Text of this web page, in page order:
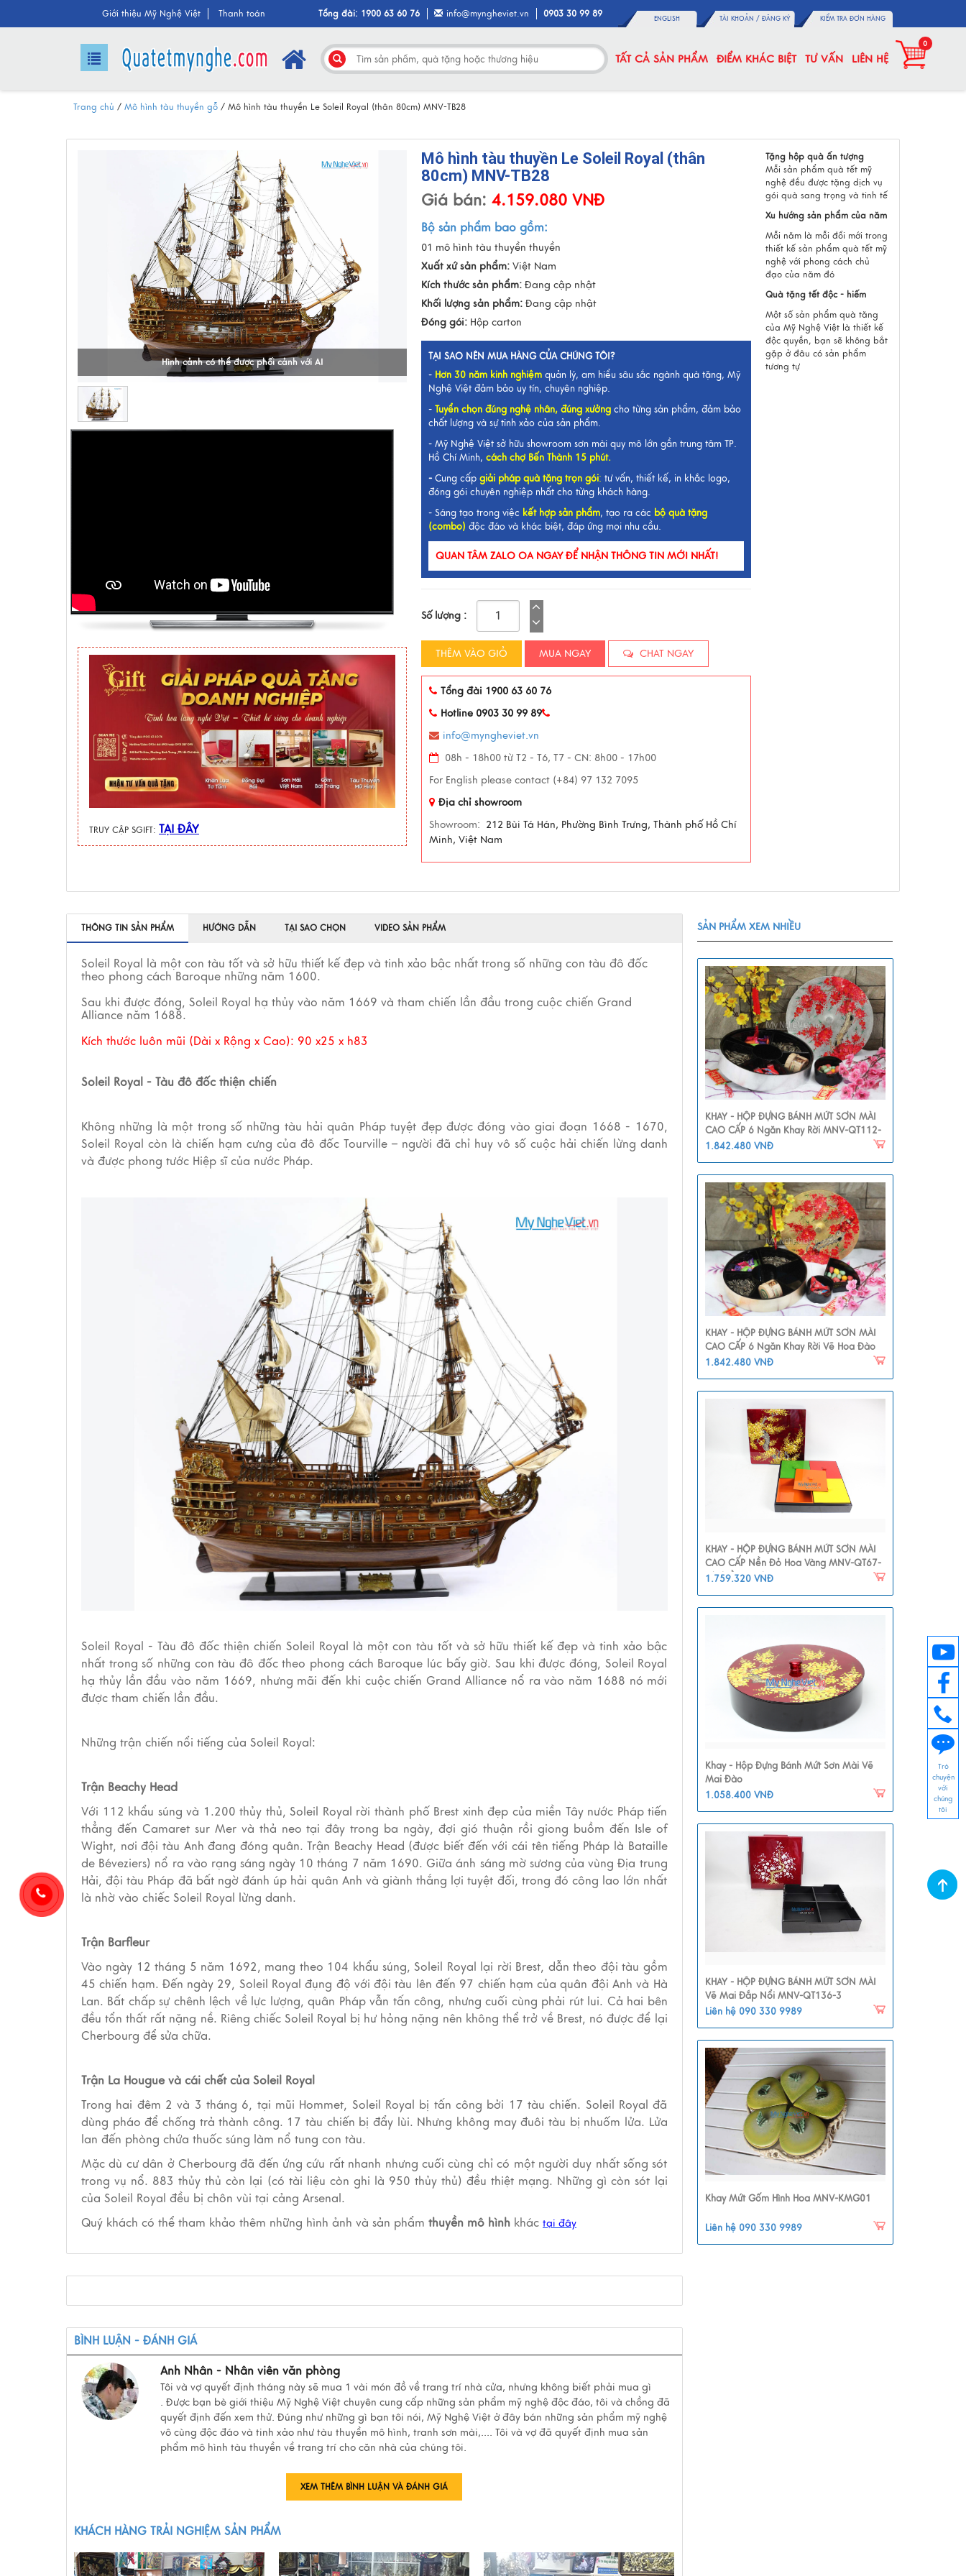
Giới thiệu Mỹ Nghệ Việt Thanh toán Tổng đài: 1900 63 60 76 info@myngheviet.vn 0903 30 99 89 ENGLISH TÀI KHOẢN / ĐĂNG KÝ KIỂM TRA ĐƠN HÀNG
TẤT CẢ SẢN PHẨM ĐIỂM KHÁC BIỆT TƯ VẤN LIÊN HỆ
0
Trang chủ / Mô hình tàu thuyền gỗ / Mô hình tàu thuyền Le Soleil Royal (thân 80cm) MNV-TB28
Hình cảnh có thể được phối cảnh với AI
TRUY CẬP SGIFT: TẠI ĐÂY
Mô hình tàu thuyền Le Soleil Royal (thân
80cm) MNV-TB28
Giá bán: 4.159.080 VNĐ
Bộ sản phẩm bao gồm:
01 mô hình tàu thuyền thuyền
Xuất xứ sản phẩm: Việt Nam
Kích thước sản phẩm: Đang cập nhật
Khối lượng sản phẩm: Đang cập nhật
Đóng gói: Hộp carton
TẠI SAO NÊN MUA HÀNG CỦA CHÚNG TÔI?
- Hơn 30 năm kinh nghiệm quản lý, am hiểu sâu sắc ngành quà tặng, Mỹ
Nghệ Việt đảm bảo uy tín, chuyên nghiệp.
-Tuyển chọn đúng nghệ nhân, đúng xưởng cho từng sản phẩm, đảm bảo
chất lượng và sự tinh xảo của sản phẩm.
- Mỹ Nghệ Việt sở hữu showroom sơn mài quy mô lớn gần trung tâm TP.
Hồ Chí Minh,cách chợ Bến Thành 15 phút.
-Cung cấpgiải pháp quà tặng trọn gói: tư vấn, thiết kế, in khắc logo,
đóng gói chuyên nghiệp nhất cho từng khách hàng.
- Sáng tạo trong việc kết hợp sản phẩm, tạo ra các bộ quà tặng
(combo) độc đáo và khác biệt, đáp ứng mọi nhu cầu.
QUAN TÂM ZALO OA NGAY ĐỂ NHẬN THÔNG TIN MỚI NHẤT!
Số lượng :
THÊM VÀO GIỎ MUA NGAY CHAT NGAY
Tổng đài 1900 63 60 76
Hotline 0903 30 99 89
info@myngheviet.vn
08h - 18h00 từ T2 - T6, T7 - CN: 8h00 - 17h00
For English please contact (+84) 97 132 7095
Địa chỉ showroom
Showroom: 212 Bùi Tá Hán, Phường Bình Trưng, Thành phố Hồ Chí
Minh, Việt Nam
Tặng hộp quà ấn tượng
Mỗi sản phẩm quà tết mỹ
nghệ đều được tặng dịch vụ
gói quà sang trọng và tinh tế
Xu hướng sản phẩm của năm
Mỗi năm là mỗi đổi mới trong
thiết kế sản phẩm quà tết mỹ
nghệ với phong cách chủ
đạo của năm đó
Quà tặng tết độc - hiếm
Một số sản phẩm quà tăng
của Mỹ Nghệ Việt là thiết kế
độc quyền, bạn sẽ không bắt
gặp ở đâu có sản phẩm
tương tự
THÔNG TIN SẢN PHẨM HƯỚNG DẪN TẠI SAO CHỌN VIDEO SẢN PHẨM
Soleil Royal là một con tàu tốt và sở hữu thiết kế đẹp và tinh xảo bậc nhất trong số những con tàu đô đốc
theo phong cách Baroque những năm 1600.
Sau khi được đóng, Soleil Royal hạ thủy vào năm 1669 và tham chiến lần đầu trong cuộc chiến Grand
Alliance năm 1688.
Kích thước luôn mũi (Dài x Rộng x Cao): 90 x25 x h83
Soleil Royal - Tàu đô đốc thiện chiến
Không những là một trong số những tàu hải quân Pháp tuyệt đẹp được đóng vào giai đoạn 1668 - 1670,
Soleil Royal còn là chiến hạm cưng của đô đốc Tourville – người đã chỉ huy vô số cuộc hải chiến lừng danh
và được phong tước Hiệp sĩ của nước Pháp.
Soleil Royal - Tàu đô đốc thiện chiến Soleil Royal là một con tàu tốt và sở hữu thiết kế đẹp và tinh xảo bậc
nhất trong số những con tàu đô đốc theo phong cách Baroque lúc bấy giờ. Sau khi được đóng, Soleil Royal
hạ thủy lần đầu vào năm 1669, nhưng mãi đến khi cuộc chiến Grand Alliance nổ ra vào năm 1688 nó mới
được tham chiến lần đầu.
Những trận chiến nổi tiếng của Soleil Royal:
Trận Beachy Head
Với 112 khẩu súng và 1.200 thủy thủ, Soleil Royal rời thành phố Brest xinh đẹp của miền Tây nước Pháp tiến
thẳng đến Camaret sur Mer và thả neo tại đây trong ba ngày, đợi gió thuận rồi giong buồm đến Isle of
Wight, nơi đội tàu Anh đang đóng quân.Trận Beachy Head (được biết đến với cái tên tiếng Pháp là Bataille
de Béveziers) nổ ra vào rạng sáng ngày 10 tháng 7 năm 1690. Giữa ánh sáng mờ sương của vùng Địa trung
Hải, đội tàu Pháp đã bất ngờ đánh úp hải quân Anh và giành thắng lợi tuyệt đối, trong đó công lao lớn nhất
là nhờ vào chiếc Soleil Royal lừng danh.
Trận Barfleur
Vào ngày 12 tháng 5 năm 1692, mang theo 104 khẩu súng, Soleil Royal lại rời Brest, dẫn theo đội tàu gồm
45 chiến hạm. Đến ngày 29, Soleil Royal đụng độ với đội tàu lên đến 97 chiến hạm của quân đội Anh và Hà
Lan. Bất chấp sự chênh lệch về lực lượng, quân Pháp vẫn tấn công, nhưng cuối cùng phải rút lui. Cả hai bên
đều tổn thất rất nặng nề. Riêng chiếc Soleil Royal bị hư hỏng nặng nên không thể trở về Brest, nó được để lại
Cherbourg để sửa chữa.
Trận La Hougue và cái chết của Soleil Royal
Trong hai đêm 2 và 3 tháng 6, tại mũi Hommet, Soleil Royal bị tấn công bởi 17 tàu chiến. Soleil Royal đã
dùng pháo để chống trả thành công. 17 tàu chiến bị đẩy lùi. Nhưng không may đuôi tàu bị nhuốm lửa. Lửa
lan đến phòng chứa thuốc súng làm nổ tung con tàu.
Mặc dù cư dân ở Cherbourg đã đến ứng cứu rất nhanh nhưng cuối cùng chỉ có một người duy nhất sống sót
trong vụ nổ. 883 thủy thủ còn lại (có tài liệu còn ghi là 950 thủy thủ) đều thiệt mạng. Những gì còn sót lại
của Soleil Royal đều bị chôn vùi tại cảng Arsenal.
Quý khách có thể tham khảo thêm những hình ảnh và sản phẩm thuyền mô hình khác tại đây
BÌNH LUẬN - ĐÁNH GIÁ
Anh Nhân - Nhân viên văn phòng
Tôi và vợ quyết định tháng này sẽ mua 1 vài món đồ về trang trí nhà cửa, nhưng không biết phải mua gì
. Được bạn bè giới thiệu Mỹ Nghệ Việt chuyên cung cấp những sản phẩm mỹ nghệ độc đáo, tôi và chồng đã
quyết định đến xem thử. Đúng như những gì bạn tôi nói, Mỹ Nghệ Việt ở đây bán những sản phẩm mỹ nghệ
vô cùng độc đáo và tinh xảo như tàu thuyền mô hình, tranh sơn mài,.... Tôi và vợ đã quyết định mua sản
phẩm mô hình tàu thuyền về trang trí cho căn nhà của chúng tôi.
XEM THÊM BÌNH LUẬN VÀ ĐÁNH GIÁ
KHÁCH HÀNG TRẢI NGHIỆM SẢN PHẨM
SẢN PHẨM XEM NHIỀU
KHAY - HỘP ĐỰNG BÁNH MỨT SƠN MÀI
CAO CẤP 6 Ngăn Khay Rời MNV-QT112-
1
1.842.480 VNĐ
KHAY - HỘP ĐỰNG BÁNH MỨT SƠN MÀI
CAO CẤP 6 Ngăn Khay Rời Vẽ Hoa Đào
MNV-QT112
1.842.480 VNĐ
KHAY - HỘP ĐỰNG BÁNH MỨT SƠN MÀI
CAO CẤP Nền Đỏ Hoa Vàng MNV-QT67-
2(nhiều Màu)
1.759.320 VNĐ
Khay - Hộp Đựng Bánh Mứt Sơn Mài Vẽ
Mai Đào
1.058.400 VNĐ
KHAY - HỘP ĐỰNG BÁNH MỨT SƠN MÀI
Vẽ Mai Đắp Nổi MNV-QT136-3
Liên hệ 090 330 9989
Khay Mứt Gốm Hình Hoa MNV-KMG01
Liên hệ 090 330 9989
Trò
chuyện
với
chúng
tôi